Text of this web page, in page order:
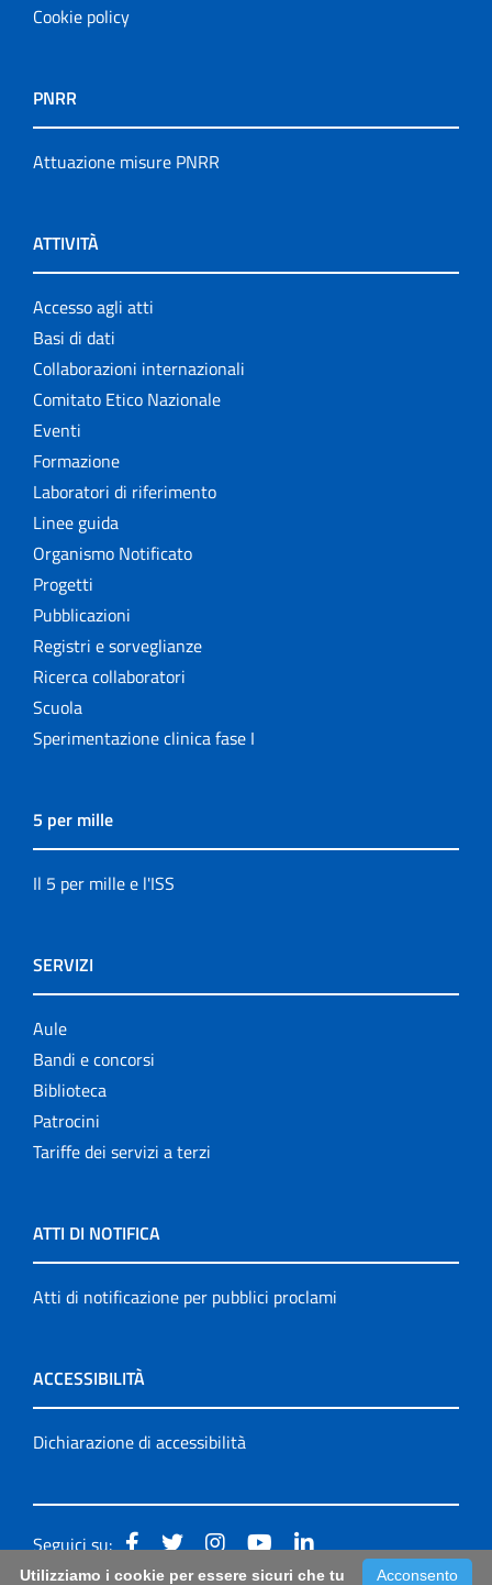
Cookie policy
PNRR
Attuazione misure PNRR
ATTIVITÀ
Accesso agli atti
Basi di dati
Collaborazioni internazionali
Comitato Etico Nazionale
Eventi
Formazione
Laboratori di riferimento
Linee guida
Organismo Notificato
Progetti
Pubblicazioni
Registri e sorveglianze
Ricerca collaboratori
Scuola
Sperimentazione clinica fase I
5 per mille
Il 5 per mille e l'ISS
SERVIZI
Aule
Bandi e concorsi
Biblioteca
Patrocini
Tariffe dei servizi a terzi
ATTI DI NOTIFICA
Atti di notificazione per pubblici proclami
ACCESSIBILITÀ
Dichiarazione di accessibilità
Seguici su:
Acconsento
Utilizziamo i cookie per essere sicuri che tu